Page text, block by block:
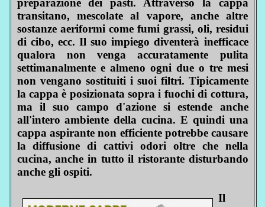
transitano, mescolate al vapore, anche altre
sostanze aeriformi come fumi grassi, oli, residui
di cibo, ecc. Il suo impiego diventerà inefficace
qualora non venga accuratamente pulita
settimanalmente e almeno ogni due o tre mesi
non vengano sostituiti i suoi filtri. Tipicamente
la cappa è posizionata sopra i fuochi di cottura,
ma il suo campo d'azione si estende anche
all'intero ambiente della cucina. E quindi una
cappa aspirante non efficiente potrebbe causare
la diffusione di cattivi odori oltre che nella
cucina, anche in tutto il ristorante disturbando
anche gli ospiti.
Il